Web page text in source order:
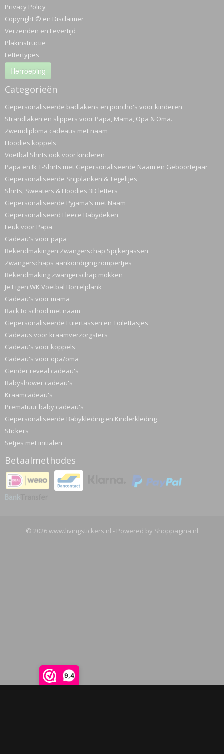
9,4
Privacy Policy
Copyright © en Disclaimer
Verzenden en Levertijd
Plakinstructie
Lettertypes
Herroeping
Categorieën
Gepersonaliseerde badlakens en poncho's voor kinderen
Strandlaken en slippers voor Papa, Mama, Opa & Oma.
Zwemdiploma cadeaus met naam
Hoodies koppels
Voetbal Shirts ook voor kinderen
Papa en Ik T-Shirts met Gepersonaliseerde Naam en Geboortejaar
Gepersonaliseerde Snijplanken & Tegeltjes
Shirts, Sweaters & Hoodies 3D letters
Gepersonaliseerde Pyjama’s met Naam
Gepersonaliseerd Fleece Babydeken
Leuk voor Papa
Cadeau's voor papa
Bekendmakingen Zwangerschap Spijkerjassen
Zwangerschaps aankondiging rompertjes
Bekendmaking zwangerschap mokken
Je Eigen WK Voetbal Borrelplank
Cadeau's voor mama
Back to school met naam
Gepersonaliseerde Luiertassen en Toilettasjes
Cadeaus voor kraamverzorgsters
Cadeau's voor koppels
Cadeau's voor opa/oma
Gender reveal cadeau's
Babyshower cadeau's
Kraamcadeau's
Prematuur baby cadeau's
Gepersonaliseerde Babykleding en Kinderkleding
Stickers
Setjes met initialen
Betaalmethodes
© 2026 www.livingstickers.nl - Powered by Shoppagina.nl